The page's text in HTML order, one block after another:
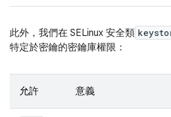
此外，我們在 SELinux 安全類
特定於密鑰的密鑰庫權限：
允許 意義